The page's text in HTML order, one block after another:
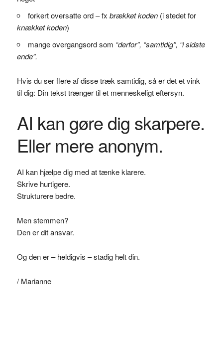
forkert oversatte ord – fx brækket koden(i stedet for
knækket koden)
mange overgangsord som “derfor”, “samtidig”, “i sidste
ende”.
Hvis du ser flere af disse træk samtidig, så er det et vink
til dig: Din tekst trænger til et menneskeligt eftersyn.
AI kan gøre dig skarpere.
Eller mere anonym.
AI kan hjælpe dig med at tænke klarere.
Skrive hurtigere.
Strukturere bedre.
Men stemmen?
Den er dit ansvar.
Og den er – heldigvis – stadig helt din.
/ Marianne